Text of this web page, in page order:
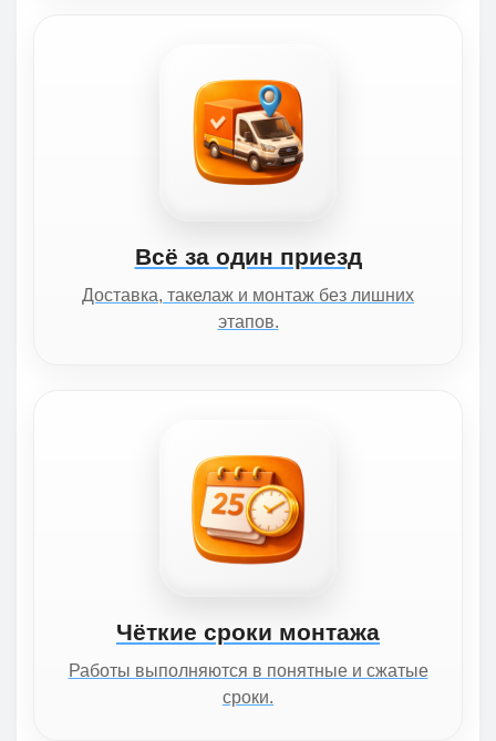
Всё за один приезд
Доставка, такелаж и монтаж без лишних
этапов.
Чёткие сроки монтажа
Работы выполняются в понятные и сжатые
сроки.